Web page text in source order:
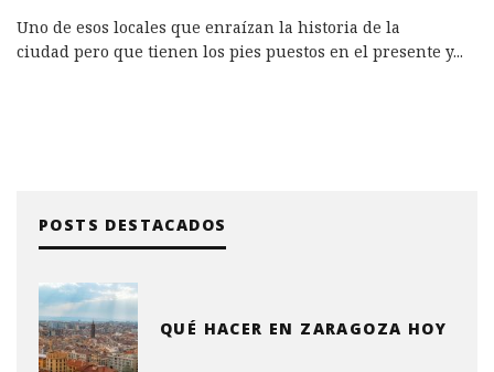
Uno de esos locales que enraízan la historia de la
ciudad pero que tienen los pies puestos en el presente y...
POSTS DESTACADOS
QUÉ HACER EN ZARAGOZA HOY